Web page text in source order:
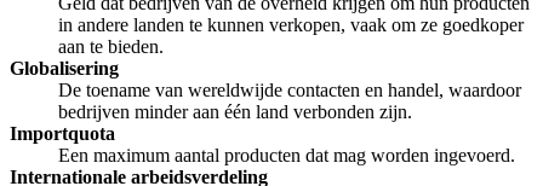
in andere landen te kunnen verkopen, vaak om ze goedkoper
aan te bieden.
Globalisering
De toename van wereldwijde contacten en handel, waardoor
bedrijven minder aan één land verbonden zijn.
Importquota
Een maximum aantal producten dat mag worden ingevoerd.
Internationale arbeidsverdeling